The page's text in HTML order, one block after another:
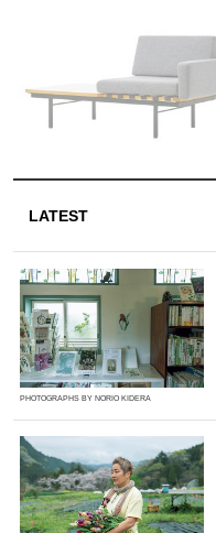
LATEST
PHOTOGRAPHS BY NORIO KIDERA